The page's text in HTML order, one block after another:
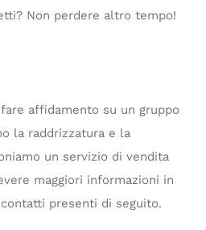
Non perdere altro tempo!
affidamento su un gruppo
la raddrizzatura e la
un servizio di vendita
maggiori informazioni in
presenti di seguito.